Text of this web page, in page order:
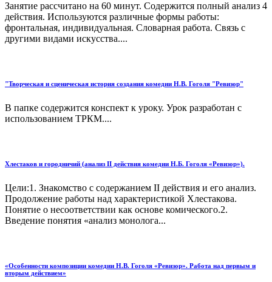
Занятие рассчитано на 60 минут. Содержится полный анализ 4
действия. Используются различные формы работы:
фронтальная, индивидуальная. Словарная работа. Связь с
другими видами искусства....
"Творческая и сценическая история создания комедии Н.В. Гоголя "Ревизор"
В папке содержится конспект к уроку. Урок разработан с
использованием ТРКМ....
Хлестаков и городничий (анализ II действия комедии Н.Б. Гоголя «Ревизор»).
Цели:1. Знакомство с содержанием II действия и его анализ.
Продолжение работы над характеристикой Хлестакова.
Понятие о несоответствии как основе комического.2.
Введение понятия «анализ монолога...
«Особенности композиции комедии Н.В. Гоголя «Ревизор». Работа над первым и
вторым действием»